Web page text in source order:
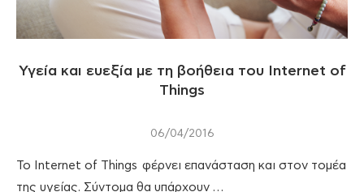
Υγεία και ευεξία με τη βοήθεια του Internet of
Things
06/04/2016
Το Internet of Things φέρνει επανάσταση και στον τομέα
της υγείας. Σύντομα θα υπάρχουν …